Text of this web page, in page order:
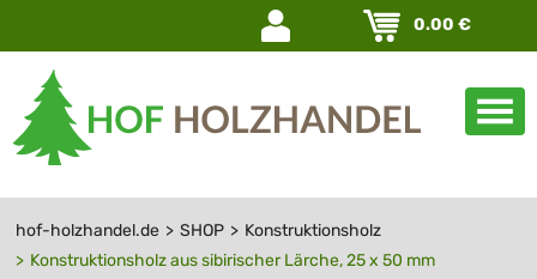
Navigation
überspringen
0.00 €
hof-holzhandel.de SHOP
Konstruktionsholz
Konstruktionsholz aus sibirischer Lärche, 25 x 50 mm